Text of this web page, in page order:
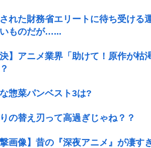
れた財務省エリートに待ち受ける
ものだが…...
決】アニメ業界「助けて！原作が
惣菜パンベスト3は?
の替え刃って高過ぎじゃね？？
撃画像】昔の『深夜アニメ』が凄